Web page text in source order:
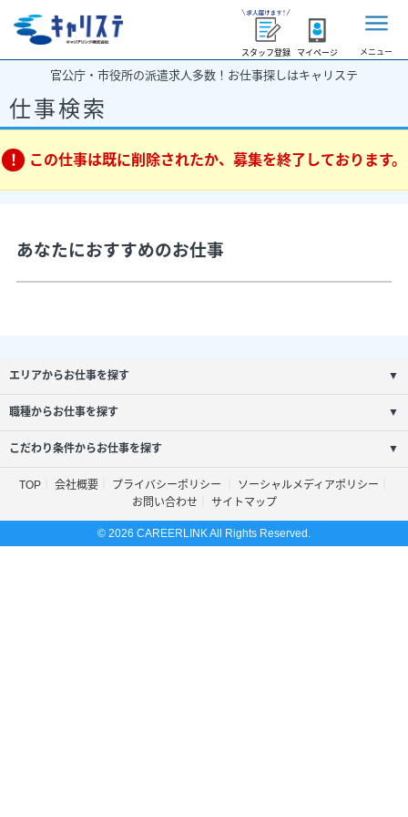
スタッフ登録 マイページ メニュー
官公庁・市役所の派遣求人多数！お仕事探しはキャリステ
仕事検索
この仕事は既に削除されたか、募集を終了しております。
あなたにおすすめのお仕事
エリアからお仕事を探す ▼
職種からお仕事を探す ▼
こだわり条件からお仕事を探す ▼
TOP 会社概要 プライバシーポリシー
ソーシャルメディアポリシー
お問い合わせ
サイトマップ
© 2026 CAREERLINK All Rights Reserved.